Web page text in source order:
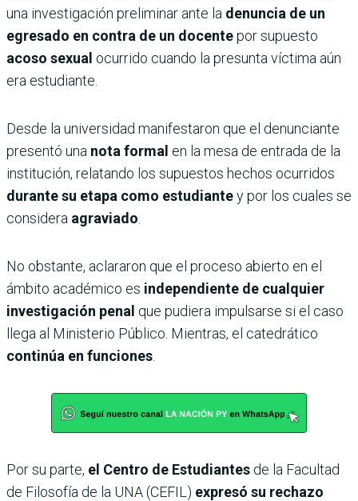
una investigación preliminar ante la denuncia de un
egresado en contra de un docentepor supuesto
acoso sexual ocurrido cuando la presunta víctima aún
era estudiante.
Desde la universidad manifestaron que el denunciante
presentó una nota formal en la mesa de entrada de la
institución, relatando los supuestos hechos ocurridos
durante su etapa como estudiantey por los cuales se
considera agraviado
No obstante, aclararon que el proceso abierto en el
ámbito académico es independiente de cualquier
investigación penal que pudiera impulsarse si el caso
llega al Ministerio Público. Mientras, el catedrático
continúa en funciones
Por su parte, el Centro de Estudiantes de la Facultad
de Filosofía de la UNA (CEFIL) expresó su rechazo